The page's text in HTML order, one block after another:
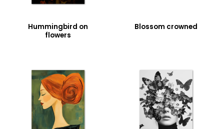
Hummingbird on
flowers
Blossom crowned